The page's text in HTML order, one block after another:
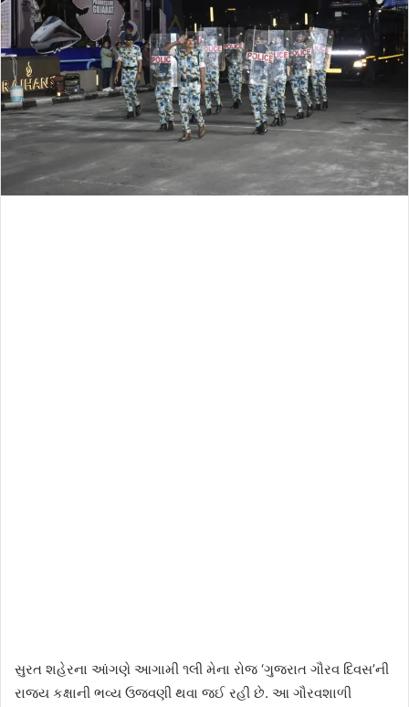
સુરત શહેરના આંગણે આગામી ૧લી મેના રોજ ‘ગુજરાત ગૌરવ દિવસ’ની
રાજ્ય કક્ષાની ભવ્ય ઉજવણી થવા જઈ રહી છે. આ ગૌરવશાળી